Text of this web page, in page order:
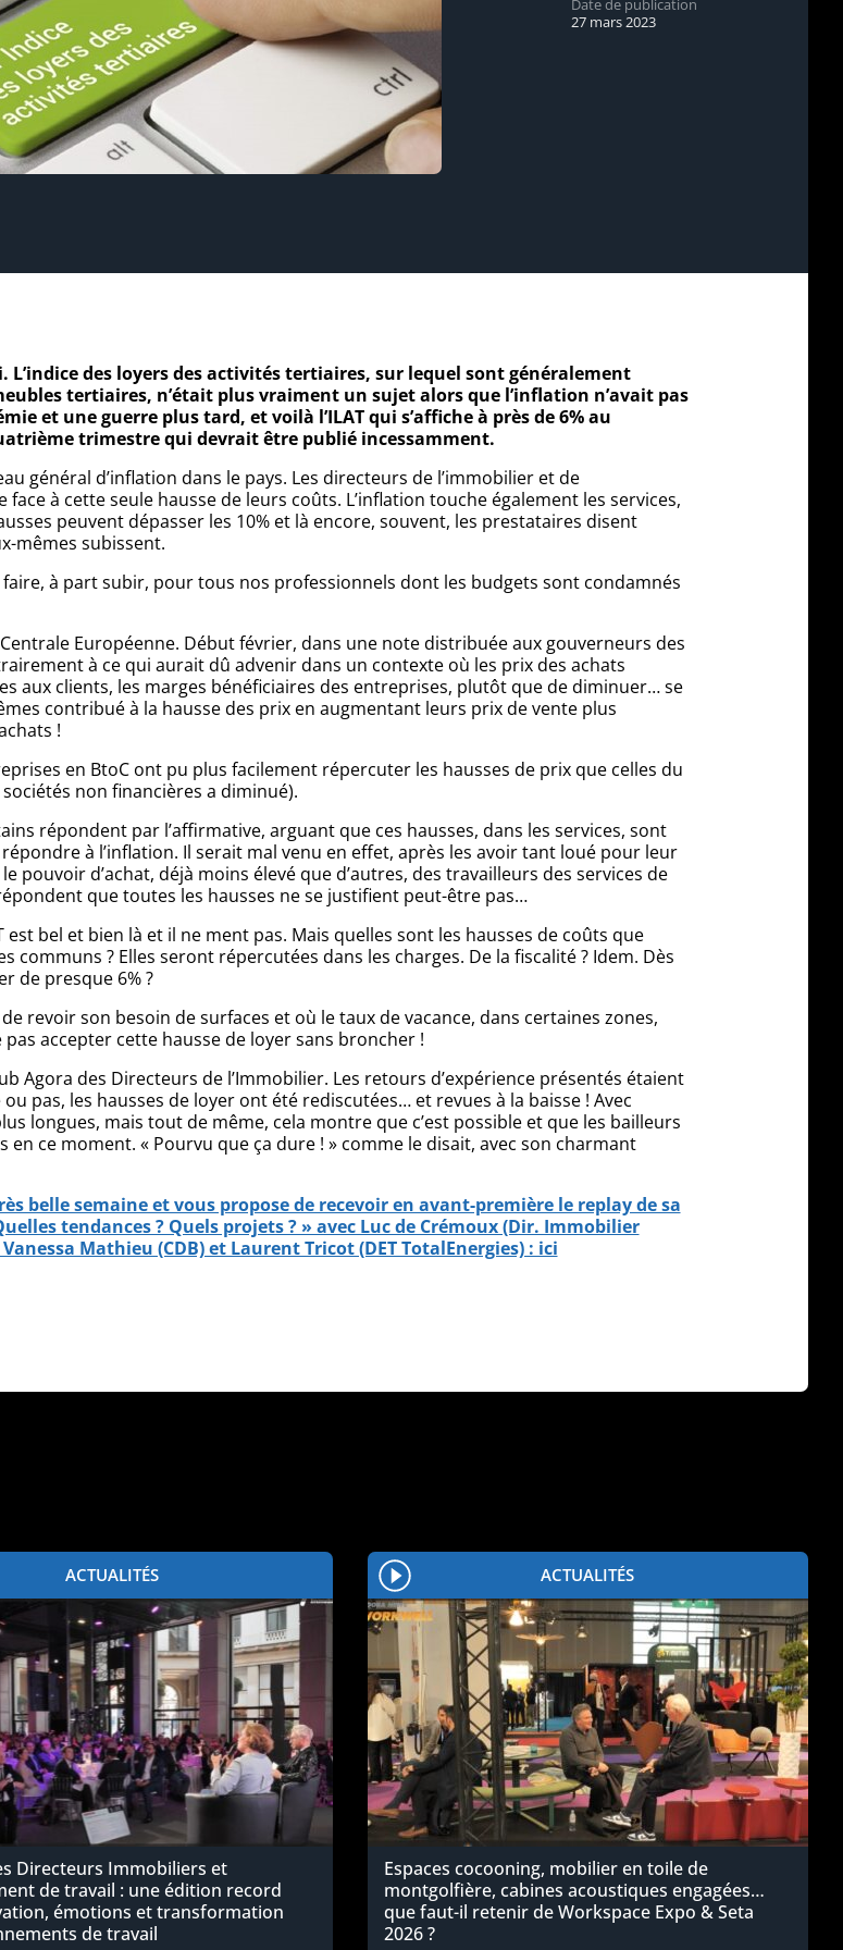
Date de publication
27 mars 2023
L’indice des loyers des activités tertiaires, sur lequel sont généralement
tertiaires, n’était plus vraiment un sujet alors que l’inflation n’avait pas
et une guerre plus tard, et voilà l’ILAT qui s’affiche à près de 6% au
trimestre qui devrait être publié incessamment.
général d’inflation dans le pays. Les directeurs de l’immobilier et de
à cette seule hausse de leurs coûts. L’inflation touche également les services,
peuvent dépasser les 10% et là encore, souvent, les prestataires disent
mêmes subissent.
faire, à part subir, pour tous nos professionnels dont les budgets sont condamnés
Européenne. Début février, dans une note distribuée aux gouverneurs des
à ce qui aurait dû advenir dans un contexte où les prix des achats
aux clients, les marges bénéficiaires des entreprises, plutôt que de diminuer… se
contribué à la hausse des prix en augmentant leurs prix de vente plus
!
en BtoC ont pu plus facilement répercuter les hausses de prix que celles du
non financières a diminué).
répondent par l’affirmative, arguant que ces hausses, dans les services, sont
à l’inflation. Il serait mal venu en effet, après les avoir tant loué pour leur
d’achat, déjà moins élevé que d’autres, des travailleurs des services de
que toutes les hausses ne se justifient peut-être pas…
est bel et bien là et il ne ment pas. Mais quelles sont les hausses de coûts que
? Elles seront répercutées dans les charges. De la fiscalité ? Idem. Dès
de presque 6% ?
revoir son besoin de surfaces et où le taux de vacance, dans certaines zones,
accepter cette hausse de loyer sans broncher !
Agora des Directeurs de l’Immobilier. Les retours d’expérience présentés étaient
pas, les hausses de loyer ont été rediscutées… et revues à la baisse ! Avec
longues, mais tout de même, cela montre que c’est possible et que les bailleurs
en ce moment. « Pourvu que ça dure ! » comme le disait, avec son charmant
belle semaine et vous propose de recevoir en avant-première le replay de sa
tendances ? Quels projets ? » avec Luc de Crémoux (Dir. Immobilier
Mathieu (CDB) et Laurent Tricot (DET TotalEnergies) : ici
ACTUALITÉS
Directeurs Immobiliers et
de travail : une édition record
émotions et transformation
de travail
ACTUALITÉS
Espaces cocooning, mobilier en toile de
montgolfière, cabines acoustiques engagées…
que faut-il retenir de Workspace Expo & Seta
2026 ?